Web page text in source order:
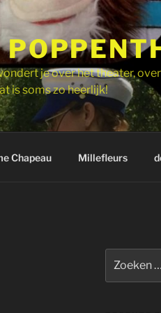
je over het theater,
is soms zo heerlijk!
Chapeau Millefleurs
naar: